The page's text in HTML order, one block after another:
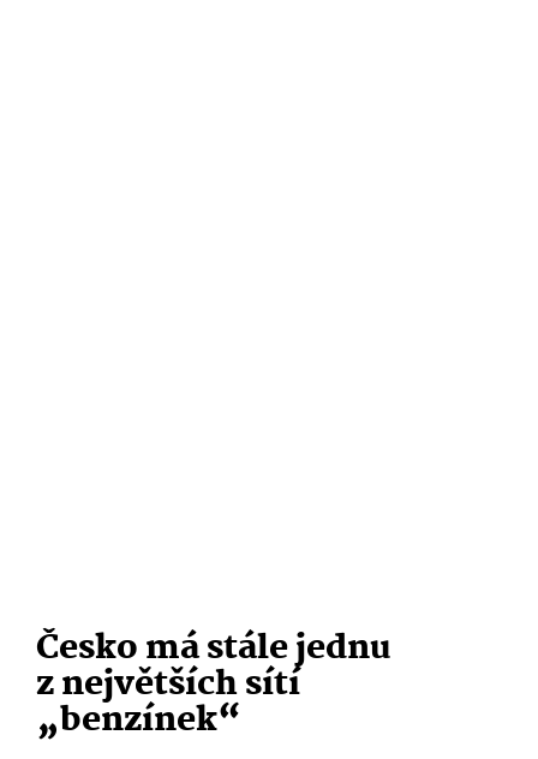
Česko má stále jednu
z největších sítí
„benzínek“